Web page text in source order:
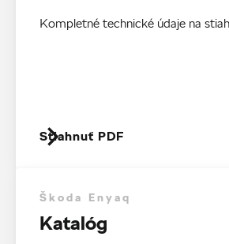
Kompletné technické údaje na
Stiahnuť PDF
Škoda Enyaq
Katalóg